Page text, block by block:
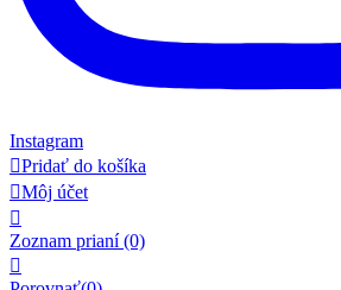
Instagram
Pridať do košíka
Môj účet

Zoznam prianí (0)
